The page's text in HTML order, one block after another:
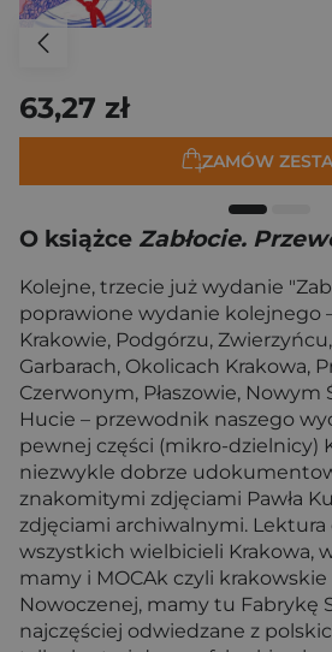
63,27 zł
ZAMÓW
O książce Zabłocie.
Kolejne, trzecie już wydanie
poprawione wydanie kolejnego
Krakowie, Podgórzu,
Garbarach, Okolicach Krakowa,
Czerwonym, Płaszowie, Nowym
Hucie – przewodnik naszego
pewnej części (mikro-dzielnicy)
niezwykle dobrze
znakomitymi zdjęciami Pawła
zdjęciami archiwalnymi. Lektura
wszystkich wielbicieli Krakowa,
mamy i MOCAk czyli
Nowoczenej, mamy tu Fabrykę
najczęściej odwiedzane z